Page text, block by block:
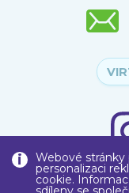
Webové stránky
personalizaci
cookie.